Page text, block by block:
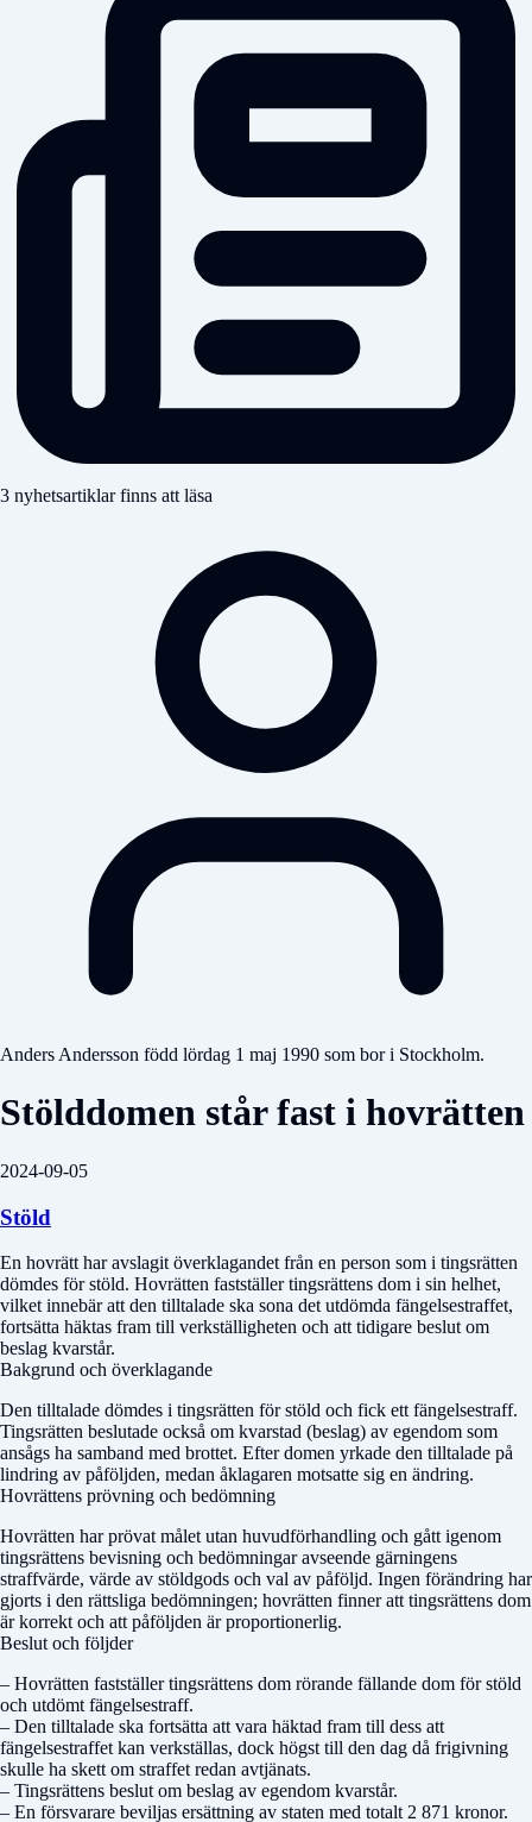
3 nyhetsartiklar finns att läsa
Anders Andersson född lördag 1 maj 1990 som bor i Stockholm.
Stölddomen står fast i hovrätten
2024-09-05
Stöld
En hovrätt har avslagit överklagandet från en person som i tingsrätten
dömdes för stöld. Hovrätten fastställer tingsrättens dom i sin helhet,
vilket innebär att den tilltalade ska sona det utdömda fängelsestraffet,
fortsätta häktas fram till verkställigheten och att tidigare beslut om
beslag kvarstår.
Bakgrund och överklagande
Den tilltalade dömdes i tingsrätten för stöld och fick ett fängelsestraff.
Tingsrätten beslutade också om kvarstad (beslag) av egendom som
ansågs ha samband med brottet. Efter domen yrkade den tilltalade på
lindring av påföljden, medan åklagaren motsatte sig en ändring.
Hovrättens prövning och bedömning
Hovrätten har prövat målet utan huvudförhandling och gått igenom
tingsrättens bevisning och bedömningar avseende gärningens
straffvärde, värde av stöldgods och val av påföljd. Ingen förändring har
gjorts i den rättsliga bedömningen; hovrätten finner att tingsrättens dom
är korrekt och att påföljden är proportionerlig.
Beslut och följder
– Hovrätten fastställer tingsrättens dom rörande fällande dom för stöld
och utdömt fängelsestraff.
– Den tilltalade ska fortsätta att vara häktad fram till dess att
fängelsestraffet kan verkställas, dock högst till den dag då frigivning
skulle ha skett om straffet redan avtjänats.
– Tingsrättens beslut om beslag av egendom kvarstår.
– En försvarare beviljas ersättning av staten med totalt 2 871 kronor.